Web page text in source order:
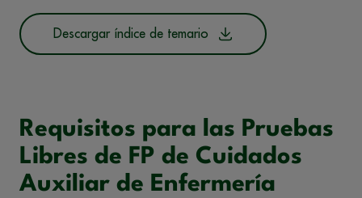
Descargar índice de temario
Requisitos para las Pruebas
Libres de FP de Cuidados
Auxiliar de Enfermería